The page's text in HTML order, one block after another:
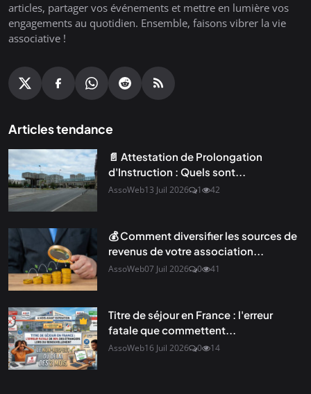
articles, partager vos événements et mettre en lumière vos
engagements au quotidien. Ensemble, faisons vibrer la vie
associative !
Articles tendance
📄 Attestation de Prolongation
d'Instruction : Quels sont...
AssoWeb13 Juil 2026 1 42
💰 Comment diversifier les sources de
revenus de votre association...
AssoWeb07 Juil 2026 0 41
Titre de séjour en France : l'erreur
fatale que commettent...
AssoWeb16 Juil 2026 0 14